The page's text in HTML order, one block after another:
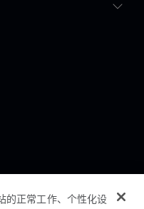
的正常工作、个性化设